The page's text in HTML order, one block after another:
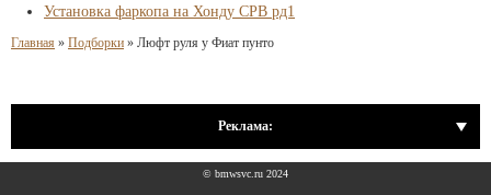
Установка фаркопа на Хонду СРВ рд1
Главная » Подборки » Люфт руля у Фиат пунто
Реклама:
© bmwsvc.ru 2024